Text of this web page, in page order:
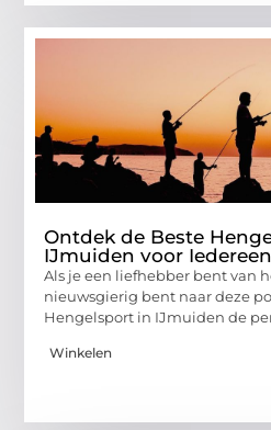
Ontdek de Beste
IJmuiden voor Iedereen
Als je een liefhebber bent van
nieuwsgierig bent naar deze
Hengelsport in IJmuiden de
Winkelen